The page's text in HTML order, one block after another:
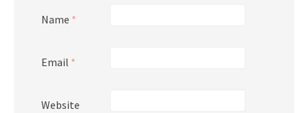
Name *
Email *
Website